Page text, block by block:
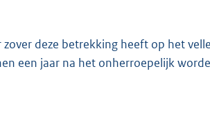
deze betrekking heeft op het
een jaar na het onherroepelijk